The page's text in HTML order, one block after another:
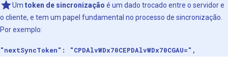
Um token de sincronização é um dado trocado entre o servidor e
o cliente, e tem um papel fundamental no processo de sincronização.
Por exemplo:
"nextSyncToken": "CPDAlvWDx70CEPDAlvWDx70CGAU=",